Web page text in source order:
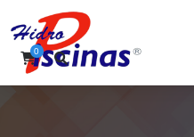
0